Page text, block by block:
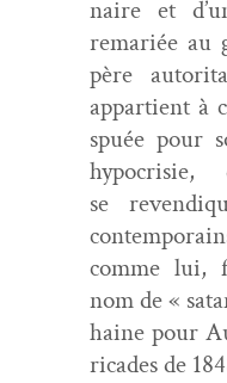
naire et
remar­iée au
père
appar­tient à
spuée pour
se
comme lui,
nom de «
haine pour
ri­cades de